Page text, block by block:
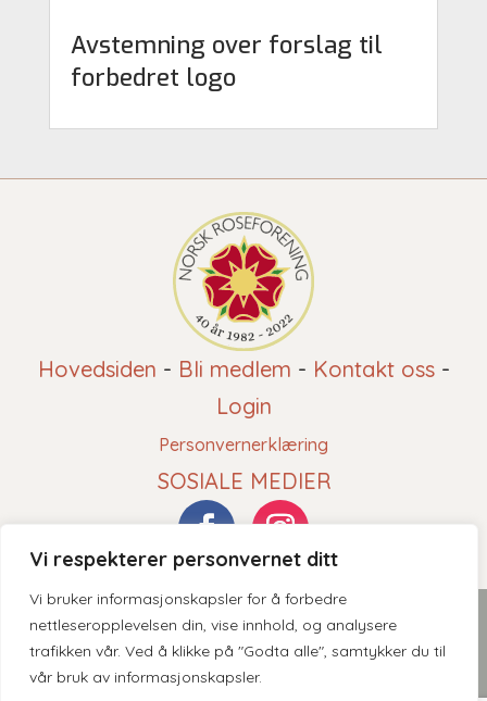
Vi respekterer personvernet ditt
Vi bruker informasjonskapsler for å forbedre
nettleseropplevelsen din, vise innhold, og analysere
trafikken vår. Ved å klikke på "Godta alle", samtykker du til
vår bruk av informasjonskapsler.
Avstemning over forslag til
forbedret logo
Hovedsiden - Bli medlem - Kontakt oss-
Login
Personvernerklæring
SOSIALE MEDIER
2026 © Norsk Roseforening - Innholdet er beskyttet av
åndsverksloven. Kopiering er derav ikke tillatt uten skriftlig
tillatelse.